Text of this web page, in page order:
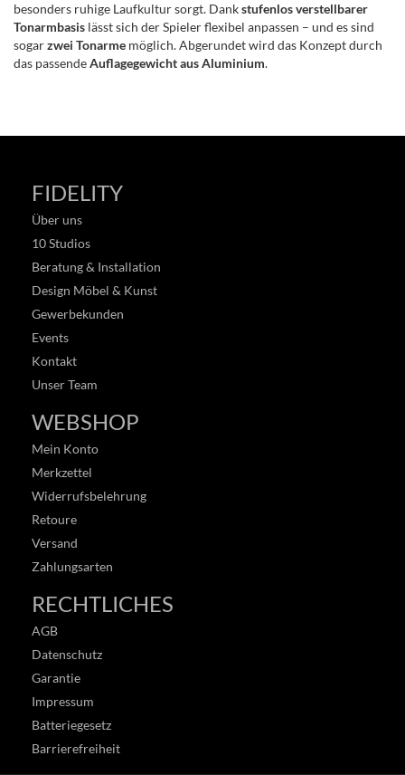
besonders ruhige Laufkultur sorgt. Dankstufenlos verstellbarer
Tonarmbasis lässt sich der Spieler flexibel anpassen – und es sind
sogarzwei Tonarme möglich. Abgerundet wird das Konzept durch
das passendeAuflagegewicht aus Aluminium.
FIDELITY
Über uns
10 Studios
Beratung & Installation
Design Möbel & Kunst
Gewerbekunden
Events
Kontakt
Unser Team
WEBSHOP
Mein Konto
Merkzettel
Widerrufsbelehrung
Retoure
Versand
Zahlungsarten
RECHTLICHES
AGB
Datenschutz
Garantie
Impressum
Batteriegesetz
Barrierefreiheit